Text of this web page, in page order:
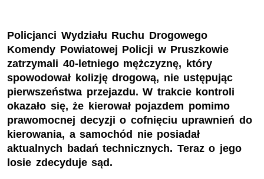
Policjanci Wydziału Ruchu Drogowego
Komendy Powiatowej Policji w Pruszkowie
zatrzymali 40-letniego mężczyznę, który
spowodował kolizję drogową, nie ustępując
pierwszeństwa przejazdu. W trakcie kontroli
okazało się, że kierował pojazdem pomimo
prawomocnej decyzji o cofnięciu uprawnień do
kierowania, a samochód nie posiadał
aktualnych badań technicznych. Teraz o jego
losie zdecyduje sąd.